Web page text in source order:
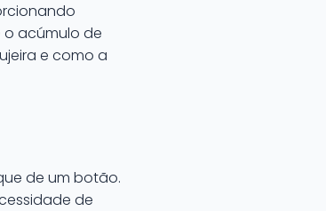
o acúmulo de
e como a
de um botão.
de